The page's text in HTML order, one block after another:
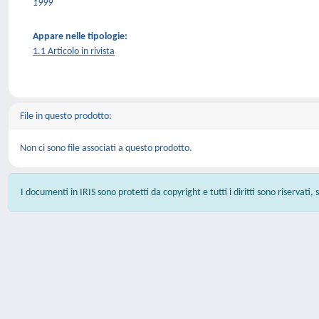
1999
Appare nelle tipologie:
1.1 Articolo in rivista
File in questo prodotto:
Non ci sono file associati a questo prodotto.
I documenti in IRIS sono protetti da copyright e tutti i diritti sono riservati,